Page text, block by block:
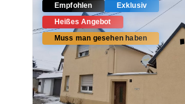
Empfohlen
Exklusiv
Heißes Angebot
Muss man gesehen haben